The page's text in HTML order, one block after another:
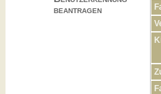
beantragen